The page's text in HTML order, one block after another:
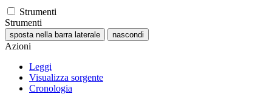
Strumenti
Strumenti
sposta nella barra laterale nascondi
Azioni
Leggi
Visualizza sorgente
Cronologia